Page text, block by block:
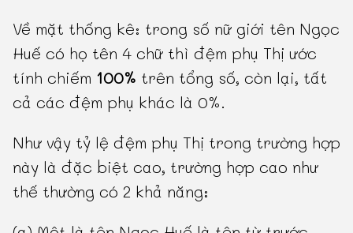
Về mặt thống kê: trong số nữ giới tên Ngọc
Huế có họ tên 4 chữ thì đệm phụ Thị ước
tính chiếm 100% trên tổng số, còn lại, tất
cả các đệm phụ khác là 0%.
Như vậy tỷ lệ đệm phụ Thị trong trường hợp
này là đặc biệt cao, trường hợp cao như
thế thường có 2 khả năng: